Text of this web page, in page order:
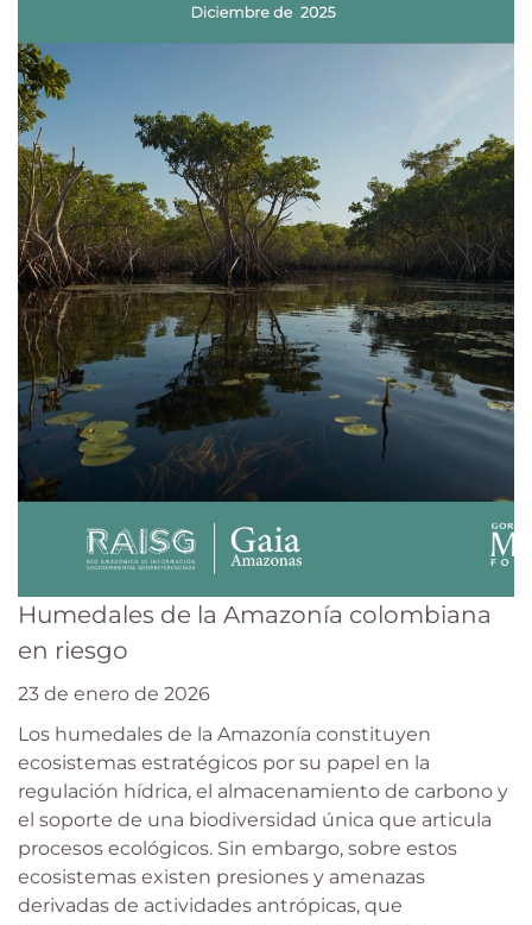
Humedales de la Amazonía colombiana
en riesgo
23 de enero de 2026
Los humedales de la Amazonía constituyen
ecosistemas estratégicos por su papel en la
regulación hídrica, el almacenamiento de carbono y
el soporte de una biodiversidad única que articula
procesos ecológicos. Sin embargo, sobre estos
ecosistemas existen presiones y amenazas
derivadas de actividades antrópicas, que